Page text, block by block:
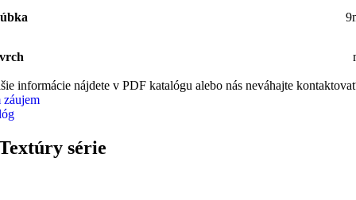
informácie nájdete v PDF katalógu alebo nás neváhajte
záujem
série